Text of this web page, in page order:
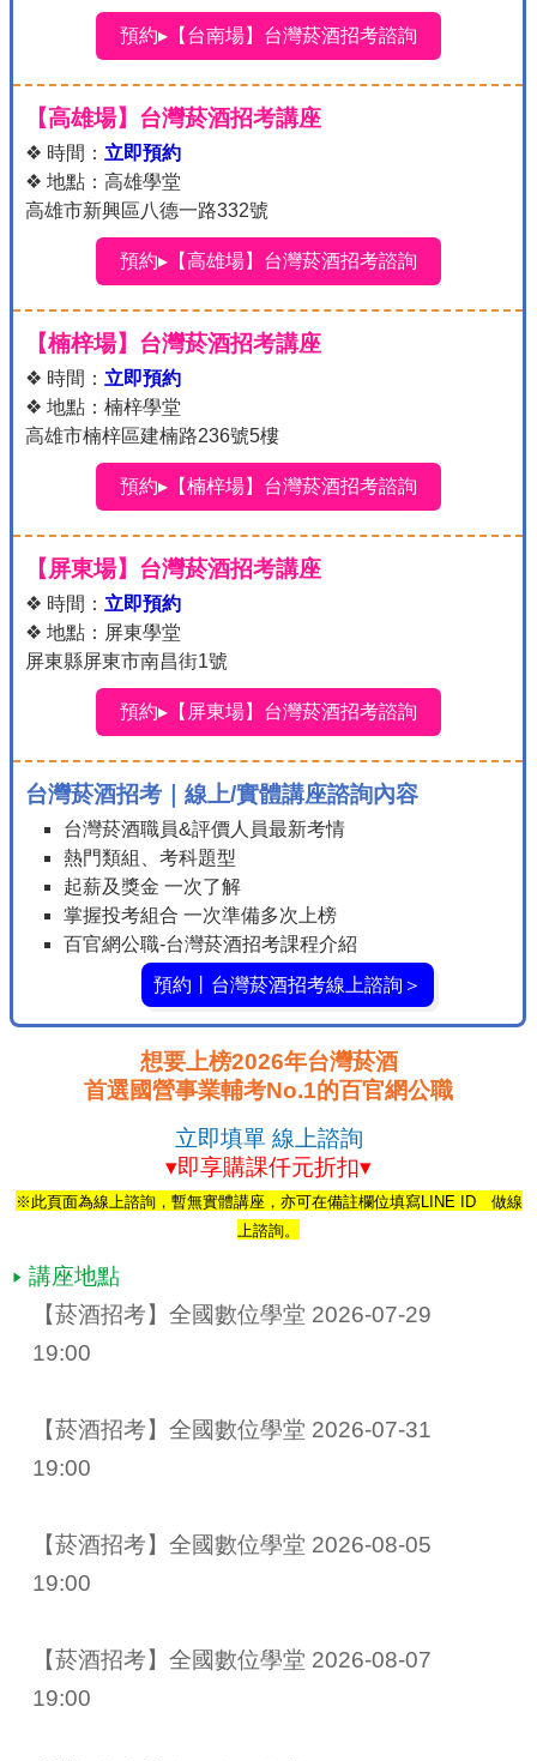
預約▸【台南場】台灣菸酒招考諮詢
【高雄場】台灣菸酒招考講座
❖ 時間： 立即預約
❖ 地點：高雄學堂
高雄市新興區八德一路332號
預約▸【高雄場】台灣菸酒招考諮詢
【楠梓場】台灣菸酒招考講座
❖ 時間： 立即預約
❖ 地點：楠梓學堂
高雄市楠梓區建楠路236號5樓
預約▸【楠梓場】台灣菸酒招考諮詢
【屏東場】台灣菸酒招考講座
❖ 時間： 立即預約
❖ 地點：屏東學堂
屏東縣屏東市南昌街1號
預約▸【屏東場】台灣菸酒招考諮詢
台灣菸酒招考｜線上/實體講座諮詢內容
台灣菸酒職員&評價人員最新考情
熱門類組、考科題型
起薪及獎金 一次了解
掌握投考組合 一次準備多次上榜
百官網公職-台灣菸酒招考課程介紹
預約丨台灣菸酒招考線上諮詢＞
想要上榜2026年台灣菸酒
首選國營事業輔考No.1的百官網公職
立即填單 線上諮詢
▾即享購課仟元折扣▾
※此頁面為線上諮詢，暫無實體講座，亦可在備註欄位填寫LINE ID 做線
上諮詢。
講座地點
【菸酒招考】全國數位學堂 2026-07-29
19:00
【菸酒招考】全國數位學堂 2026-07-31
19:00
【菸酒招考】全國數位學堂 2026-08-05
19:00
【菸酒招考】全國數位學堂 2026-08-07
19:00